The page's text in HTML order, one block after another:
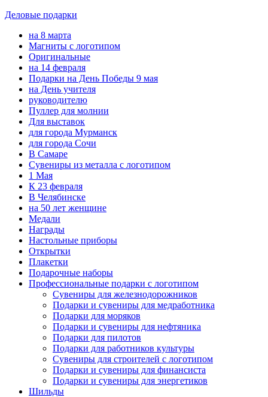
Деловые подарки
на 8 марта
Магниты с логотипом
Оригинальные
на 14 февраля
Подарки на День Победы 9 мая
на День учителя
руководителю
Пуллер для молнии
Для выставок
для города Мурманск
для города Сочи
В Самаре
Сувениры из металла с логотипом
1 Мая
К 23 февраля
В Челябинске
на 50 лет женщине
Медали
Награды
Настольные приборы
Открытки
Плакетки
Подарочные наборы
Профессиональные подарки с логотипом
Сувениры для железнодорожников
Подарки и сувениры для медработника
Подарки для моряков
Подарки и сувениры для нефтяника
Подарки для пилотов
Подарки для работников культуры
Сувениры для строителей с логотипом
Подарки и сувениры для финансиста
Подарки и сувениры для энергетиков
Шильды